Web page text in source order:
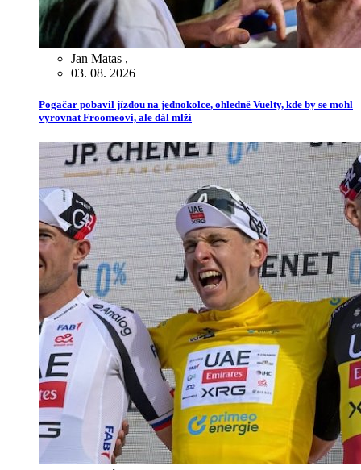
Jan Matas ,
03. 08. 2026
Pogačar pobavil jízdou na jednokolce, ohledně Vuelty, kde by se mohl
vyrovnat Froomeovi, ale dál mlží